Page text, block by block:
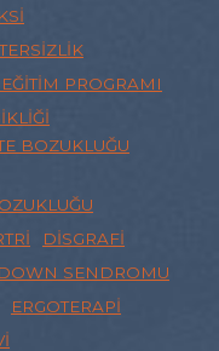
PROGRAMI
BOZUKLUĞU
DISGRAFI
DOWN SENDROMU
ERGOTERAPI